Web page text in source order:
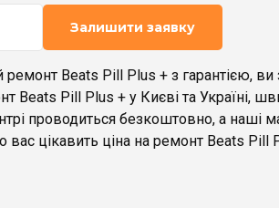
Залишити заявку
ремонт Beats Pill Plus + з гарантією,
Beats Pill Plus + у Києві та Україні,
проводиться безкоштовно, а наші
цікавить ціна на ремонт Beats Pill